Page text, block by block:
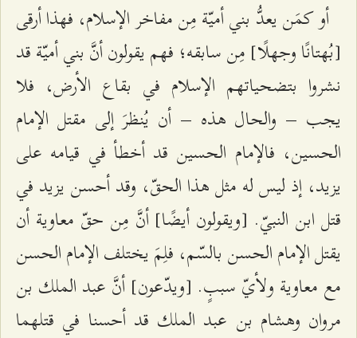
أو كمَن يعدُّ بني أميّة مِن مفاخر الإسلام، فهذا أرقى
[بُهتانًا وجهلًا] مِن سابقه؛ فهم يقولون أنَّ بني أميّة قد
نشروا بتضحياتهم الإسلام في بقاع الأرض، فلا
يجب – والحال هذه – أن يُنظرَ إلى مقتل الإمام
الحسين، فالإمام الحسين قد أخطأ في قيامه على
يزيد، إذ ليس له مثل هذا الحقّ، وقد أحسن يزيد في
قتل ابن النبيّ. [ويقولون أيضًا] أنَّ مِن حقّ معاوية أن
يقتل الإمام الحسن بالسّم، فلِمَ يختلف الإمام الحسن
مع معاوية ولأيّ سببٍ. [ويدّعون] أنَّ عبد الملك بن
مروان وهشام بن عبد الملك قد أحسنا في قتلهما